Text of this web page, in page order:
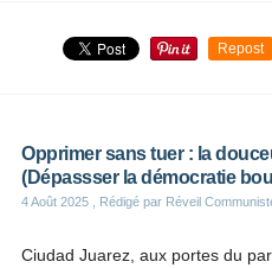
Repost
Opprimer sans tuer : la
(Dépassser la démocratie
4 Août 2025 , Rédigé par Réveil
Ciudad Juarez, aux portes du